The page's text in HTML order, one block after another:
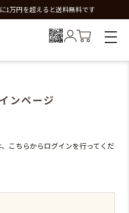
1万円を超えると送料無料です
ンページ
こちらからログインを行ってくだ